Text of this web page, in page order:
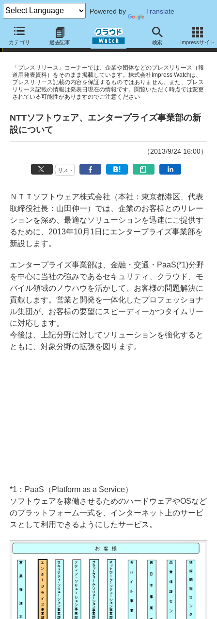
Powered by Translate
カテゴリ 過去記事 検索 Impressサイト
プレスリリース
「プレスリリース」コーナーでは、企業や団体などのプレスリリース（報
道用発表資料）をそのまま掲載しています。株式会社Impress Watchは、
プレスリリース記載の内容を保証するものではありません。また、プレス
リリース記載の情報は発表日現在の情報です。閲覧いただく時点では変更
されている可能性がありますのでご注意ください
NTTソフトウェア、エンタープライズ事業部の新
設について
（2013/9/24 16:00）
リスト
ＮＴＴソフトウェア株式会社（本社：東京都港区、代表
取締役社長：山田伸一）では、企業のお客様とのリレー
ションを深め、最適なソリューションを迅速にご提供す
るために、2013年10月1日にエンタープライズ事業部を
新設します。
エンタープライズ事業部は、金融・交通・PaaS(*1)分野
を中心に当社の強みであるセキュリティ、クラウド、モ
バイル領域のノウハウを活かして、お客様の問題解決に
貢献します。営業と開発を一体化したプロフェッショナ
ル集団が、お客様の要望にスピーディーかつタイムリー
に対応します。
今後は、上記分野に対してソリューションを強化すると
ともに、対象分野の拡張を図ります。
*1：PaaS（Platform as a Service）
ソフトウェアを稼働させるためのハードウェアやOSなど
のプラットフォーム一式を、インターネット上のサービ
スとして利用できるようにしたサービス。